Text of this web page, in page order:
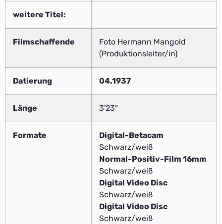
weitere Titel:
Filmschaffende
Foto Hermann Mangold
(Produktionsleiter/in)
Datierung 04.1937
Länge 3'23"
Formate
Digital-Betacam
Schwarz/weiß
Normal-Positiv-Film 16mm
Schwarz/weiß
Digital Video Disc
Schwarz/weiß
Digital Video Disc
Schwarz/weiß